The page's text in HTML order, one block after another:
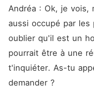
Andréa : Ok, je vois,
aussi occupé par les
oublier qu'il est un
pourrait être à une
t'inquiéter. As-tu
demander ?